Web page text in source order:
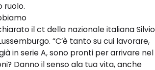
ruolo.
il ct della nazionale italiana Silvio
“C’è tanto su cui lavorare,
in serie A, sono pronti per arrivare nel
Danno il senso ala tua vita, anche